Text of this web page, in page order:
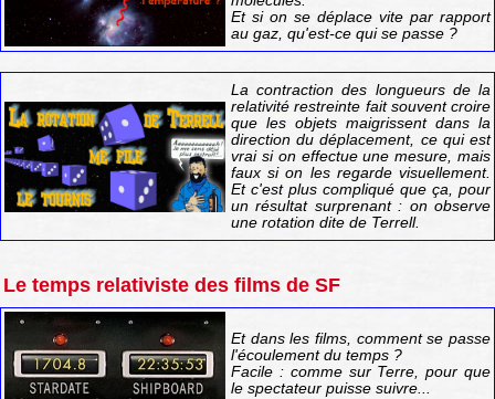
Et si on se déplace vite par rapport
au gaz, qu'est-ce qui se passe ?
La contraction des longueurs de la
relativité restreinte fait souvent croire
que les objets maigrissent dans la
direction du déplacement, ce qui est
vrai si on effectue une mesure, mais
faux si on les regarde visuellement.
Et c'est plus compliqué que ça, pour
un résultat surprenant : on observe
une rotation dite de Terrell.
Le temps relativiste des films de SF
Et dans les films, comment se passe
l'écoulement du temps ?
Facile : comme sur Terre, pour que
le spectateur puisse suivre...